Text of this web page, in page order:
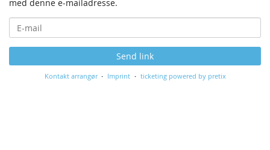
med denne e-mailadresse.
E-
mail
Send link
Kontakt arrangør Imprint ticketing powered by pretix